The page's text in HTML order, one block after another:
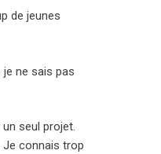
de jeunes
je ne sais pas
seul projet.
Je connais trop